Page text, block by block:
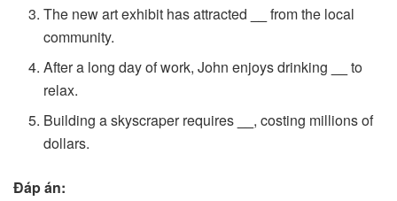
The new art exhibit has attracted
from the local
community.
After a long day of work, John enjoys drinking
to
relax.
Building a skyscraper requires
, costing millions of
dollars.
Đáp án: